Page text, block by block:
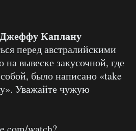
Джеффу Каплану
перед австралийскими
на вывеске закусочной, где
было написано «take
Уважайте чужую